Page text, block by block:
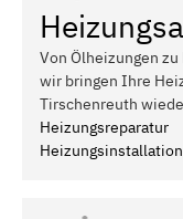
Von Ölheizungen
wir bringen Ihre
Tirschenreuth
Heizungsreparatur
Heizungsinstallation